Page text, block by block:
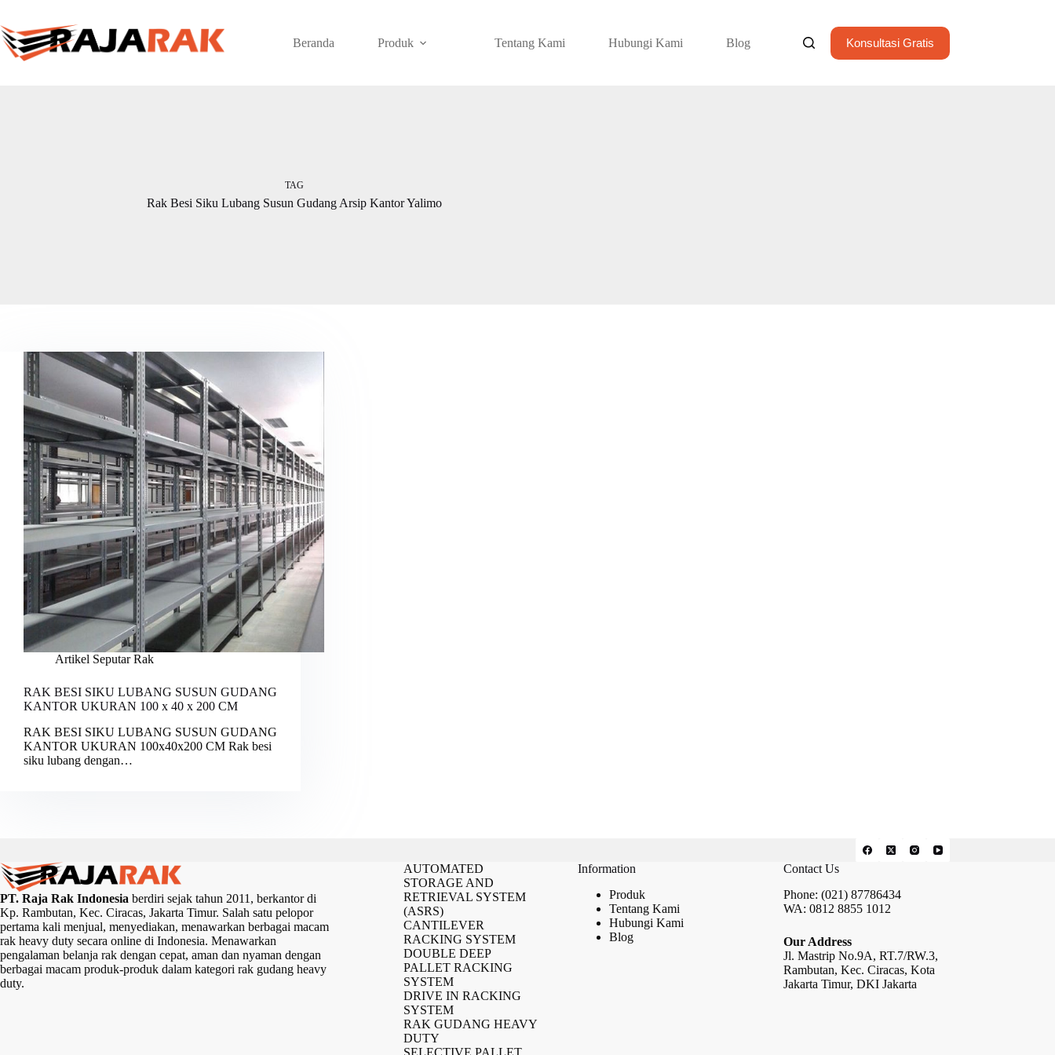
content
Beranda Produk Tentang Kami Hubungi Kami Blog Konsultasi Gratis
TAG
Rak Besi Siku Lubang Susun Gudang Arsip Kantor Yalimo
Artikel Seputar Rak
RAK BESI SIKU LUBANG SUSUN GUDANG
KANTOR UKURAN 100 x 40 x 200 CM
RAK BESI SIKU LUBANG SUSUN GUDANG
KANTOR UKURAN 100x40x200 CM Rak besi
siku lubang dengan…
PT. Raja Rak Indonesia berdiri sejak tahun 2011, berkantor di
Kp. Rambutan, Kec. Ciracas, Jakarta Timur. Salah satu pelopor
pertama kali menjual, menyediakan, menawarkan berbagai macam
rak heavy duty secara online di Indonesia. Menawarkan
pengalaman belanja rak dengan cepat, aman dan nyaman dengan
berbagai macam produk-produk dalam kategori rak gudang heavy
duty.
AUTOMATED
STORAGE AND
RETRIEVAL SYSTEM
(ASRS)
CANTILEVER
RACKING SYSTEM
DOUBLE DEEP
PALLET RACKING
SYSTEM
DRIVE IN RACKING
SYSTEM
RAK GUDANG HEAVY
DUTY
SELECTIVE PALLET
Information
Produk
Tentang Kami
Hubungi Kami
Blog
Contact Us
Phone: (021) 87786434
WA: 0812 8855 1012
Our Address
Jl. Mastrip No.9A, RT.7/RW.3,
Rambutan, Kec. Ciracas, Kota
Jakarta Timur, DKI Jakarta